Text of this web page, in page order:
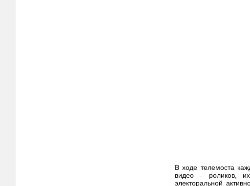
В ходе телемоста
видео - роликов,
электоральной